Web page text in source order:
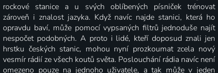
rockové stanice a u svých oblíbených písniček trénovat
zároveň i znalost jazyka. Když navíc najde stanici, která ho
opravdu baví, může pomocí vypsaných filtrů jednoduše najít
nespočet podobných. A proto i lidé, kteří doposud znali jen
hrstku českých stanic, mohou nyní prozkoumat zcela nový
vesmír rádií ze všech koutů světa. Poslouchání rádia navíc není
omezeno pouze na jednoho uživatele, a tak může v jeden